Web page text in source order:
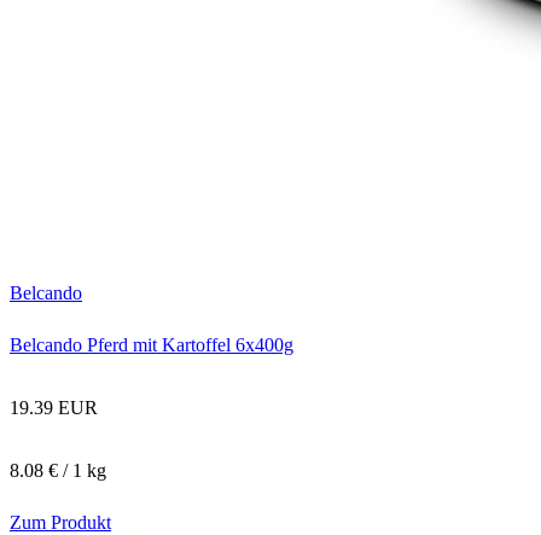
Belcando
Belcando Pferd mit Kartoffel 6x400g
19.39 EUR
8.08 € / 1 kg
Zum Produkt